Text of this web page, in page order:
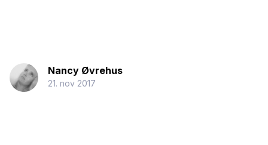
Nancy Øvrehus
21. nov 2017